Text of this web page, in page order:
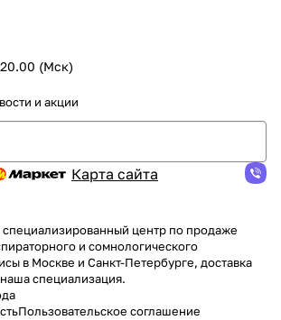
(Мск)
и акции
Карта сайта
центр по продаже
и сомнологического
в Москве и Санкт-Петербурге, доставка
специализация.
Пользовательское соглашение